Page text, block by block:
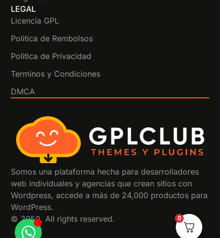
LEGAL
Licencia GPL
Politica de Rembolsos
Politica de Privacidad
Terminos y Condiciones
DMCA
Somos una plataforma hecha para desarrolladores
web individuales y agencias que crean sitios con
Wordpress, accede a más de 24,000 productos para
WordPress.
© 2050. All rights reserved.
0